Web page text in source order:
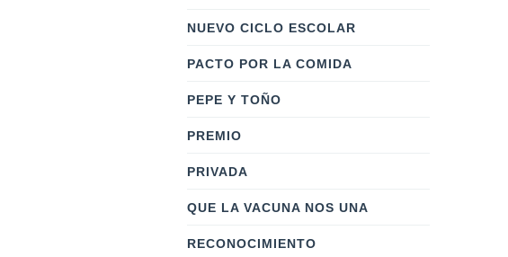
NUEVO CICLO ESCOLAR
PACTO POR LA COMIDA
PEPE Y TOÑO
PREMIO
PRIVADA
QUE LA VACUNA NOS UNA
RECONOCIMIENTO